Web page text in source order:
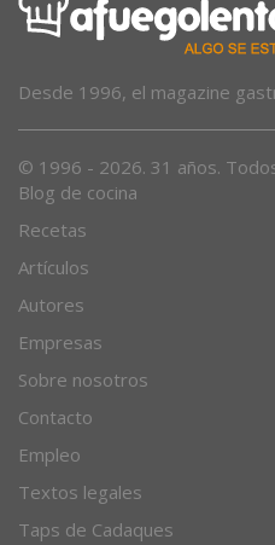
Desde 1996, el magazine
© 1996 - 2026. 31 años.
Blog de cocina
Recetas
Artículos
Autores
Empresas
Sobre nosotros
Contacto
Empleo
Textos legales
Taps de Cadaques